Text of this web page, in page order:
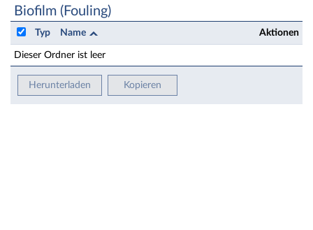
Biofilm (Fouling)
Typ Name Aktionen
Dieser Ordner ist leer
Herunterladen Kopieren